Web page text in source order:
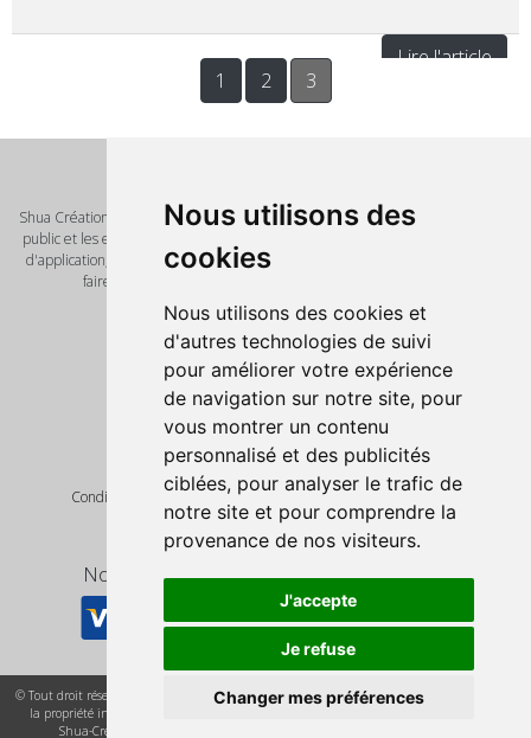
Nous utilisons des
cookies
Nous utilisons des cookies et
d'autres technologies de suivi
pour améliorer votre expérience
de navigation sur notre site, pour
vous montrer un contenu
personnalisé et des publicités
ciblées, pour analyser le trafic de
notre site et pour comprendre la
provenance de nos visiteurs.
J'accepte
Je refuse
Changer mes préférences
Lire l'article
1
2 3
Shua Création est un éditeur de logiciel et de solution innovante pour le grand
public et les entreprises. Nous vous proposont de nombreux scripts, modèles
d'application, template pour vos futures réalisations. Notre mot d'ordre vous
faire gagner un temps précieux avec des outils de qualité.
Pages
Accueil
Nos produits
Script PHP
Informations légales
Mentions Légales
Politique de confidentialité
Condition Générale de Ventes
Condition Générale de Ventes Hebergement de site internet
Suivez-nous
Nous acceptons les moyens de paiement
© Tout droit réservé Shua Creation - Tout nos scripts , logiciels et création sont protégés par
la propriété intellectuelle toutes reproductions vous exposent à des sanctions pénales
Shua-Creation est un service de Web Diamond - Siret : 800 949 539 00038